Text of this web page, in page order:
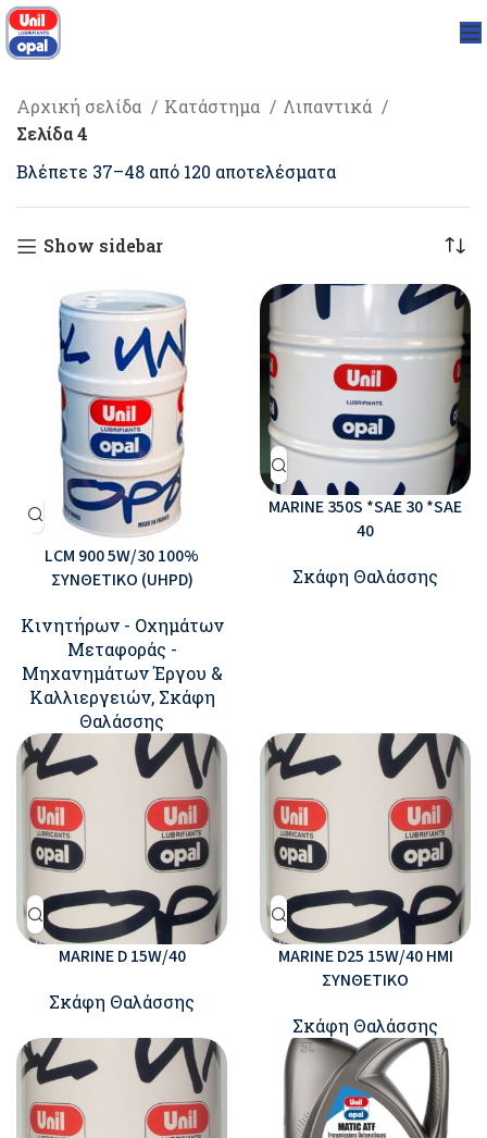
Αρχική σελίδα Κατάστημα
Λιπαντικά
Σελίδα 4
Βλέπετε 37–48 από 120 αποτελέσματα
Show sidebar
LCM 900 5W/30 100%
ΣΥΝΘΕΤΙΚΟ (UHPD)
Κινητήρων - Οχημάτων
Μεταφοράς -
Μηχανημάτων Έργου &
Καλλιεργειών, Σκάφη
Θαλάσσης
MARINE 350S *SAE 30 *SAE
40
Σκάφη Θαλάσσης
MARINE D 15W/40
Σκάφη Θαλάσσης
MARINE D25 15W/40 ΗΜΙ
ΣΥΝΘΕΤΙΚΟ
Σκάφη Θαλάσσης